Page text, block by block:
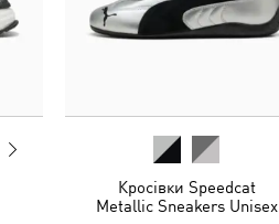
Кросівки Speedcat
Metallic Sneakers Unisex